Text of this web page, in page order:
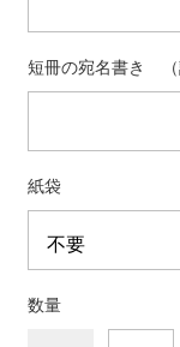
短冊の宛名書き （
紙袋
数量